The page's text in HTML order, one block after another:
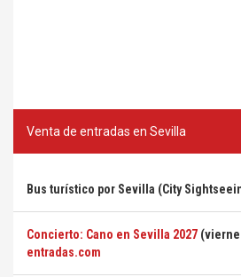
Venta de entradas en Sevilla
Bus turístico por Sevilla (City
Concierto: Cano en Sevilla 2027
entradas.com